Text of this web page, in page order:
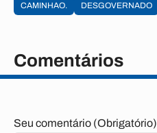
CAMINHAO. DESGOVERNADO
Comentários
Seu comentário (Obrigatório)